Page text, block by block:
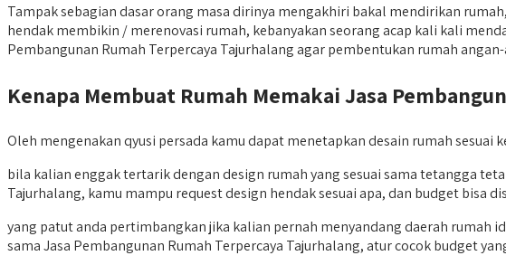
Tampak sebagian dasar orang masa dirinya mengakhiri bakal mendirikan
hendak membikin / merenovasi rumah, kebanyakan seorang acap kali kali
Pembangunan Rumah Terpercaya Tajurhalang agar pembentukan rumah
Kenapa Membuat Rumah Memakai Jasa
Oleh mengenakan qyusi persada kamu dapat menetapkan desain rumah
bila kalian enggak tertarik dengan design rumah yang sesuai sama tetangga
Tajurhalang, kamu mampu request design hendak sesuai apa, dan budget bisa
yang patut anda pertimbangkan jika kalian pernah menyandang daerah rumah
sama Jasa Pembangunan Rumah Terpercaya Tajurhalang, atur cocok budget